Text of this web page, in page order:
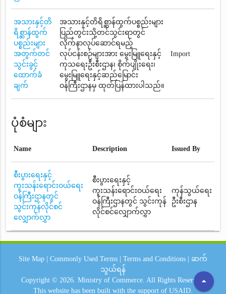
အသားနှင့်တိ
ရိစ္ဆာန်ထွက်
ပစ္စည်းများ
အတွက်တင်
သွင်းခွင့်
ထောက်ခံ
ချက်
အသားနှင့်တိရိစ္ဆာန်ထွက်ပစ္စည်းများ
ပြည်တွင်းသို့တင်သွင်းရာတွင်
လိုက်နာလုပ်ဆောင်ရမည့်
လုပ်ငန်းစဉ်များအား မွေးမြူရေးနှင့်
ကုသရေးဦးစီးဌာန၊ စိုက်ပျိုးရေး၊
မွေးမြူရေးနှင့်ဆည်မြောင်း
ဝန်ကြီးဌာနမှ ထုတ်ပြန်ထားပါသည်။
Import
ပုံစံများ
Name Description Issued By
စီးပွားရေးနှင့်
ကူးသန်းရောင်းဝယ်ရေး
ဝန်ကြီးဌာနတွင်
သွင်းကုန်လိုင်စင်
လျှောက်လွှာ
စီးပွားရေးနှင့်
ကူးသန်းရောင်းဝယ်ရေး
ဝန်ကြီးဌာနတွင် သွင်းကုန်
လိုင်စင်လျှောက်လွှာ
ကုန်သွယ်ရေး
ဦးစီးဌာန
arrow_drop_up
Site Map Commonly Used Terms Terms and Conditions
ဆက်
သွယ်ရန်
Copyright © 2026. Ministry of Commerce. All Rights Reserved.
This website has been built with the support of USAID.